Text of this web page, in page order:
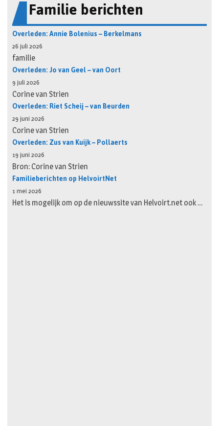
Familie berichten
Overleden: Annie Bolenius – Berkelmans
26 juli 2026
familie
Overleden: Jo van Geel – van Oort
9 juli 2026
Corine van Strien
Overleden: Riet Scheij – van Beurden
29 juni 2026
Corine van Strien
Overleden: Zus van Kuijk – Pollaerts
19 juni 2026
Bron: Corine van Strien
Familieberichten op HelvoirtNet
1 mei 2026
Het is mogelijk om op de nieuwssite van Helvoirt.net ook …